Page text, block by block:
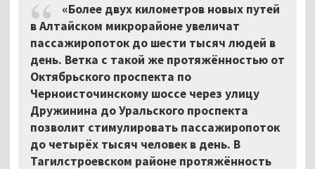
«Более двух километров новых путей
в Алтайском микрорайоне увеличат
пассажиропоток до шести тысяч людей в
день. Ветка с такой же протяжённостью от
Октябрьского проспекта по
Черноисточинскому шоссе через улицу
Дружинина до Уральского проспекта
позволит стимулировать пассажиропоток
до четырёх тысяч человек в день. В
Тагилстроевском районе протяжённость